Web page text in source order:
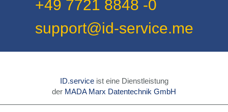
der
MADA Marx Datentechnik GmbH
Copyright © 2022
Deutschland
+49 (0) 7721 / 8848 - 0
support@id-service.me